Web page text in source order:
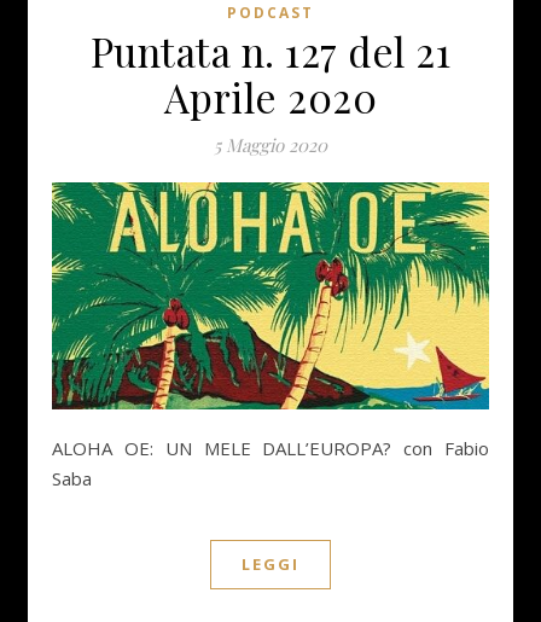
PODCAST
Puntata n. 127 del 21
Aprile 2020
5 Maggio 2020
ALOHA OE: UN MELE DALL’EUROPA? con Fabio
Saba
LEGGI